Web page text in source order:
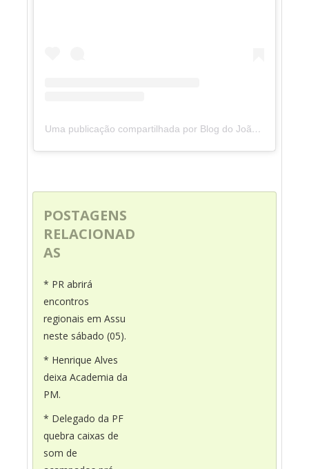
Uma publicação compartilhada por Blog do João Marcolino (@joaomarcolinoneto)
POSTAGENS
RELACIONAD
AS
* PR abrirá
encontros
regionais em Assu
neste sábado (05).
* Henrique Alves
deixa Academia da
PM.
* Delegado da PF
quebra caixas de
som de